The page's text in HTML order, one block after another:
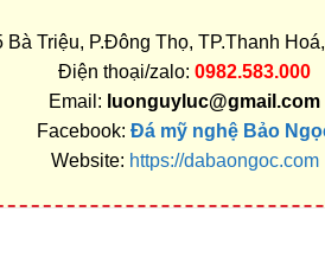
Triệu, P.Đông Thọ, TP.Thanh
Điện thoại/zalo: 0982.583.000
Email: luonguyluc@gmail.com
Facebook: Đá mỹ nghệ Bảo
Website: https://dabaongoc.com